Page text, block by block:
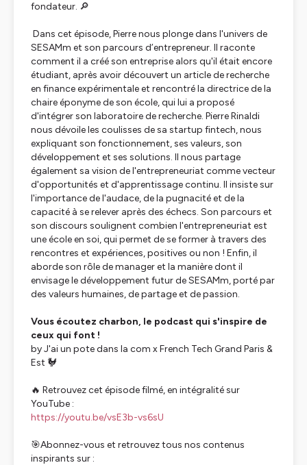
fondateur. 🔎
Dans cet épisode, Pierre nous plonge dans l'univers de
SESAMm et son parcours d’entrepreneur. Il raconte
comment il a créé son entreprise alors qu'il était encore
étudiant, après avoir découvert un article de recherche
en finance expérimentale et rencontré la directrice de la
chaire éponyme de son école, qui lui a proposé
d'intégrer son laboratoire de recherche. Pierre Rinaldi
nous dévoile les coulisses de sa startup fintech, nous
expliquant son fonctionnement, ses valeurs, son
développement et ses solutions. Il nous partage
également sa vision de l'entrepreneuriat comme vecteur
d'opportunités et d'apprentissage continu. Il insiste sur
l'importance de l'audace, de la pugnacité et de la
capacité à se relever après des échecs. Son parcours et
son discours soulignent combien l'entrepreneuriat est
une école en soi, qui permet de se former à travers des
rencontres et expériences, positives ou non ! Enfin, il
aborde son rôle de manager et la manière dont il
envisage le développement futur de SESAMm, porté par
des valeurs humaines, de partage et de passion.
Vous écoutez charbon, le podcast qui s'inspire de
ceux qui font !
by J'ai un pote dans la com x French Tech Grand Paris &
Est 🐓
🔥 Retrouvez cet épisode filmé, en intégralité sur
YouTube :
https://youtu.be/vsE3b-vs6sU
🎯Abonnez-vous et retrouvez tous nos contenus
inspirants sur :